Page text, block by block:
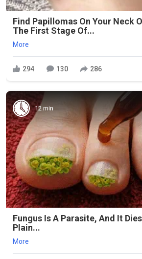
Find Papillomas On Your Neck
The First Stage Of...
More
294 130 286
12 min
Fungus Is A Parasite, And It
Plain...
More